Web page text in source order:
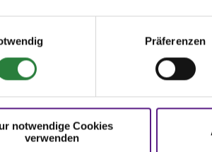
Präferenzen
notwendige Cookies
verwenden
Pferdeanhänger die keinen
stehen Parkplätze für die PKW der
Pferdebesitzer können keine
Verfassungsprüfung mitzubringen.
Jeder Wagen darf in jeder Prüfung nur
Kopfnummern und Wagennummern in